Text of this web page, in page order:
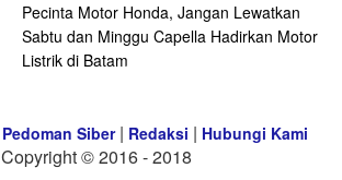
Pecinta Motor Honda, Jangan Lewatkan
Sabtu dan Minggu Capella Hadirkan Motor
Listrik di Batam
Pedoman Siber| Redaksi | Hubungi Kami
Copyright © 2016 - 2018